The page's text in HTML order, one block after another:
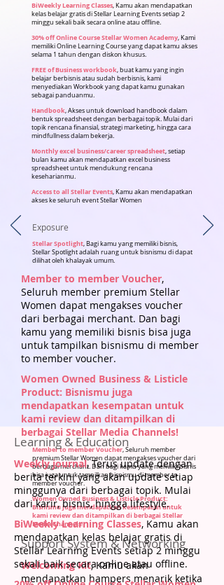
BiWeekly Learning Classes, Kamu akan mendapatkan
kelas belajar gratis di Stellar Learning Events setiap 2
minggu sekali baik secara online atau offline.
30% off Online Course Stellar Women Academy, Kami
memiliki Online Learning Course yang dapat kamu akses
selama 1 tahun dengan diskon khusus.
FREE of Business workbook, buat kamu yang ingin
belajar berbisnis atau sudah berbisnis, kami
menyediakan Workbook yang dapat kamu gunakan
sebagai panduanmu.
Handbook, Akses untuk download handbook dalam
bentuk spreadsheet dengan berbagai topik. Mulai dari
topik rencana finansial, strategi marketing, hingga cara
mindfullness dalam bekerja.
Monthly excel business/career spreadsheet, setiap
bulan kamu akan mendapatkan excel business
spreadsheet untuk mendukung rencana
keseharianmu.
Access to all Stellar Events, Kamu akan mendapatkan
akses ke seluruh event Stellar Women
Exposure
Stellar Spotlight, Bagi kamu yang memiliki bisnis,
Stellar Spotlight adalah ruang untuk bisnismu di dapat
dilihat oleh khalayak umum.
Member to member Voucher,
Seluruh member premium Stellar
Women dapat mengakses voucher
dari berbagai merchant. Dan bagi
kamu yang memiliki bisnis bisa juga
untuk tampilkan bisnismu di member
to member voucher.
Women Owned Business & Listicle
Product: Bisnismu juga
mendapatkan kesempatan untuk
kami review dan ditampilkan di
berbagai Stellar Media Channels!
Member to member Voucher, Seluruh member
premium Stellar Women dapat mengakses voucher dari
berbagai merchant. Dan bagi kamu yang memiliki bisnis
bisa juga untuk tampilkan bisnismu di member to
member voucher.
Women Owned Business & Listicle Product:
Bisnismu juga mendapatkan kesempatan untuk
kami review dan ditampilkan di berbagai Stellar
Media Channels!
Support System & Networking
Welcoming Kit, Kamu akan
mendapatkan hampers menarik ketika
Learning & Education
Weekly journal, Terus update dengan
berita terkini yang akan update setiap
minggunya dari berbagai topik. Mulai
dari karir, bisnis, hingga lifestyle.
BiWeekly Learning Classes, Kamu akan
mendapatkan kelas belajar gratis di
Stellar Learning Events setiap 2 minggu
sekali baik secara online atau offline.